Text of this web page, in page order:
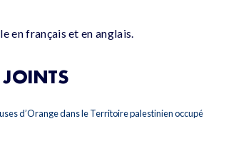
en français et en anglais.
d’Orange dans le Territoire palestinien occupé